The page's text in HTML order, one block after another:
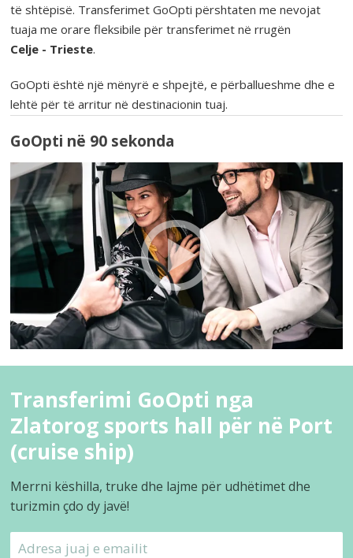
të shtëpisë. Transferimet GoOpti përshtaten me nevojat
tuaja me orare fleksibile për transferimet në rrugën
Celje - Trieste.
GoOpti është një mënyrë e shpejtë, e përballueshme dhe e
lehtë për të arritur në destinacionin tuaj.
GoOpti në 90 sekonda
Transferimi GoOpti nga
Zlatorog sports hall për në Port
(cruise ship)
Merrni këshilla, truke dhe lajme për udhëtimet dhe
turizmin çdo dy javë!